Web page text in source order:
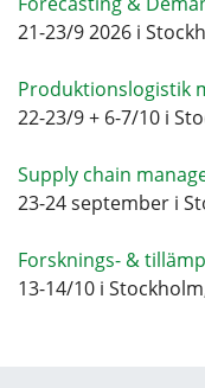
21-23/9 2026 i
Produktionslogistik
22-23/9 + 6-7/10 i
Supply chain
23-24 september i
Forsknings- &
13-14/10 i